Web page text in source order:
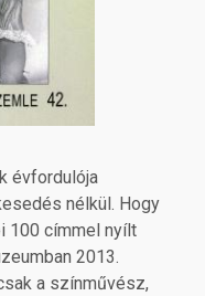
évfordulója
nélkül. Hogy
100 címmel nyílt
2013.
a színművész,